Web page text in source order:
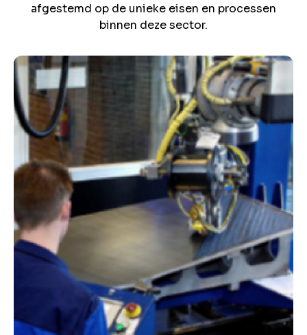
afgestemd op de unieke eisen en processen
binnen deze sector.